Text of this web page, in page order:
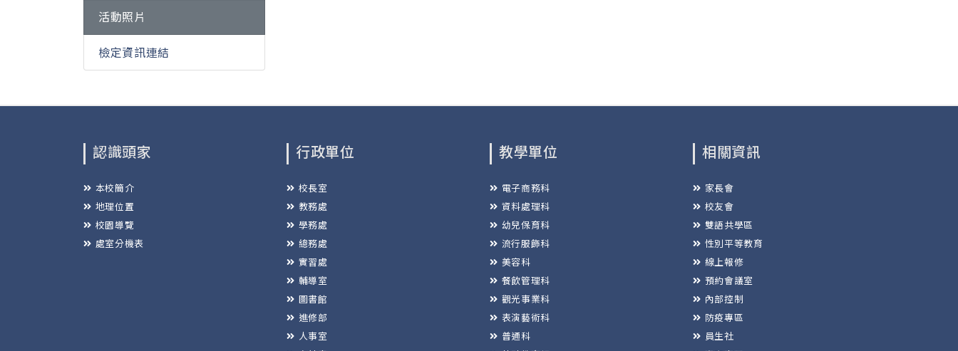
活動照片
檢定資訊連結
認識頭家
本校簡介
地理位置
校園導覽
處室分機表
行政單位
校長室
教務處
學務處
總務處
實習處
輔導室
圖書館
進修部
人事室
教學單位
電子商務科
資料處理科
幼兒保育科
流行服飾科
美容科
餐飲管理科
觀光事業科
表演藝術科
普通科
相關資訊
家長會
校友會
雙語共學區
性別平等教育
線上報修
預約會議室
內部控制
防疫專區
員生社